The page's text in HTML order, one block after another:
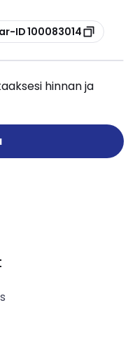
ID 100083014
hinnan ja